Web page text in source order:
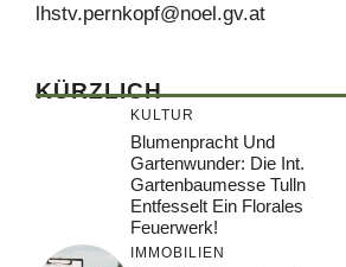
lhstv.pernkopf@noel.gv.at
KÜRZLICH
KULTUR
Blumenpracht Und
Gartenwunder: Die Int.
Gartenbaumesse Tulln
Entfesselt Ein Florales
Feuerwerk!
IMMOBILIEN